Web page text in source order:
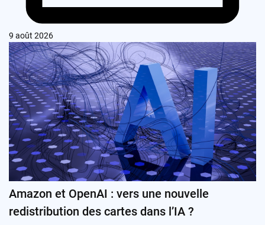
9 août 2026
Amazon et OpenAI : vers une nouvelle
redistribution des cartes dans l’IA ?